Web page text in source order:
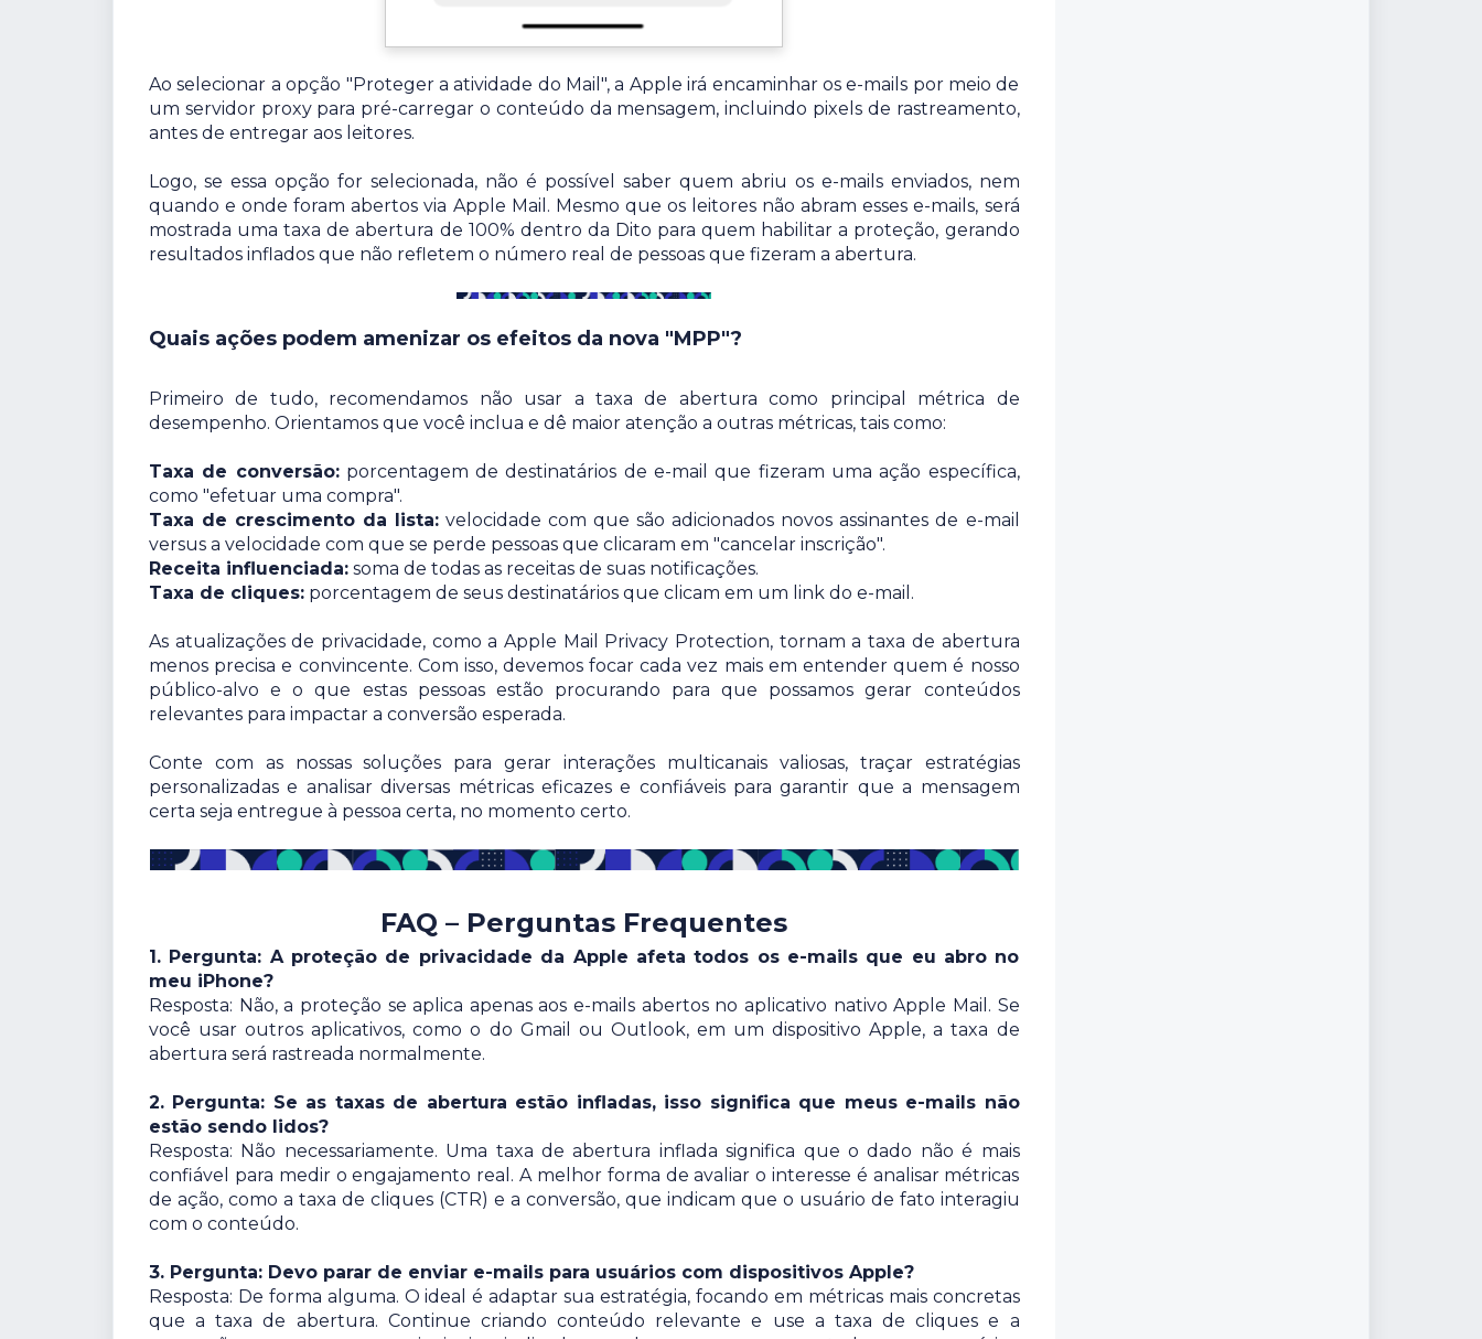
Ao selecionar a opção "Proteger a atividade do Mail", a Apple irá encaminhar os e-mails por meio de
um servidor proxy para pré-carregar o conteúdo da mensagem, incluindo pixels de rastreamento,
antes de entregar aos leitores.
Logo, se essa opção for selecionada, não é possível saber quem abriu os e-mails enviados, nem
quando e onde foram abertos via Apple Mail. Mesmo que os leitores não abram esses e-mails, será
mostrada uma taxa de abertura de 100% dentro da Dito para quem habilitar a proteção, gerando
resultados inflados que não refletem o número real de pessoas que fizeram a abertura.
Quais ações podem amenizar os efeitos da nova "MPP"?
Primeiro de tudo, recomendamos não usar a taxa de abertura como principal métrica de
desempenho. Orientamos que você inclua e dê maior atenção a outras métricas, tais como:
Taxa de conversão:porcentagem de destinatários de e-mail que fizeram uma ação específica,
como "efetuar uma compra".
Taxa de crescimento da lista: velocidade com que são adicionados novos assinantes de e-mail
versus a velocidade com que se perde pessoas que clicaram em "cancelar inscrição".
Receita influenciada: soma de todas as receitas de suas notificações.
Taxa de cliques: porcentagem de seus destinatários que clicam em um link do e-mail.
As atualizações de privacidade, como a Apple Mail Privacy Protection, tornam a taxa de abertura
menos precisa e convincente. Com isso, devemos focar cada vez mais em entender quem é nosso
público-alvo e o que estas pessoas estão procurando para que possamos gerar conteúdos
relevantes para impactar a conversão esperada.
Conte com as nossas soluções para gerar interações multicanais valiosas, traçar estratégias
personalizadas e analisar diversas métricas eficazes e confiáveis para garantir que a mensagem
certa seja entregue à pessoa certa, no momento certo.
FAQ – Perguntas Frequentes
1. Pergunta: A proteção de privacidade da Apple afeta todos os e-mails que eu abro no
meu iPhone?
Resposta: Não, a proteção se aplica apenas aos e-mails abertos no aplicativo nativo Apple Mail. Se
você usar outros aplicativos, como o do Gmail ou Outlook, em um dispositivo Apple, a taxa de
abertura será rastreada normalmente.
2. Pergunta: Se as taxas de abertura estão infladas, isso significa que meus e-mails não
estão sendo lidos?
Resposta: Não necessariamente. Uma taxa de abertura inflada significa que o dado não é mais
confiável para medir o engajamento real. A melhor forma de avaliar o interesse é analisar métricas
de ação, como a taxa de cliques (CTR) e a conversão, que indicam que o usuário de fato interagiu
com o conteúdo.
3. Pergunta: Devo parar de enviar e-mails para usuários com dispositivos Apple?
Resposta: De forma alguma. O ideal é adaptar sua estratégia, focando em métricas mais concretas
que a taxa de abertura. Continue criando conteúdo relevante e use a taxa de cliques e a